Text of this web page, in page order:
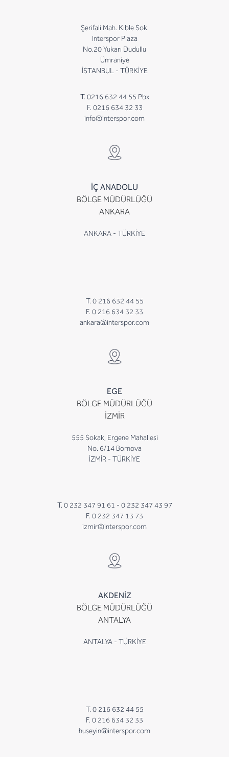
Şerifali Mah. Kıble Sok.
Interspor Plaza
No.20 Yukarı Dudullu
Ümraniye
İSTANBUL - TÜRKİYE
T. 0216 632 44 55 Pbx
F. 0216 634 32 33
info@interspor.com
İÇ ANADOLU
BÖLGE MÜDÜRLÜĞÜ
ANKARA
ANKARA - TÜRKİYE
T. 0 216 632 44 55
F. 0 216 634 32 33
ankara@interspor.com
EGE
BÖLGE MÜDÜRLÜĞÜ
İZMİR
555 Sokak, Ergene Mahallesi
No. 6/14 Bornova
İZMİR - TÜRKİYE
T. 0 232 347 91 61 - 0 232 347 43 97
F. 0 232 347 13 73
izmir@interspor.com
AKDENİZ
BÖLGE MÜDÜRLÜĞÜ
ANTALYA
ANTALYA - TÜRKİYE
T. 0 216 632 44 55
F. 0 216 634 32 33
huseyin@interspor.com